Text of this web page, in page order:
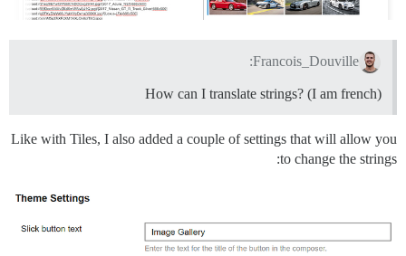
Francois_Douville:
How can I translate strings? (I am french)
Like with Tiles, I also added a couple of settings that will allow you
to change the strings: